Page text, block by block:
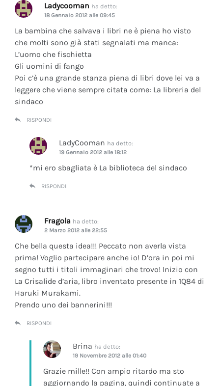
Ladycooman ha detto:
18 Gennaio 2012 alle 09:45
La bambina che salvava i libri ne è piena ho visto
che molti sono già stati segnalati ma manca:
L’uomo che fischietta
Gli uomini di fango
Poi c’è una grande stanza piena di libri dove lei va a
leggere che viene sempre citata come: La libreria del
sindaco
RISPONDI
LadyCooman ha detto:
19 Gennaio 2012 alle 18:12
*mi ero sbagliata è La biblioteca del sindaco
RISPONDI
Fragola ha detto:
2 Marzo 2012 alle 22:55
Che bella questa idea!!! Peccato non averla vista
prima! Voglio partecipare anche io! D’ora in poi mi
segno tutti i titoli immaginari che trovo! Inizio con
La Crisalide d’aria, libro inventato presente in 1Q84 di
Haruki Murakami.
Prendo uno dei bannerini!!!
RISPONDI
Brina ha detto:
19 Novembre 2012 alle 01:40
Grazie mille!! Con ampio ritardo ma sto
aggiornando la pagina, quindi continuate a